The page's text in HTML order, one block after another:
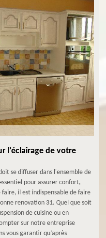
l’éclairage de votre
se diffuser dans l'ensemble de
pour assurer confort,
il est indispensable de faire
renovation 31. Quel que soit
de cuisine ou en
sur notre entreprise
vous garantir qu’après